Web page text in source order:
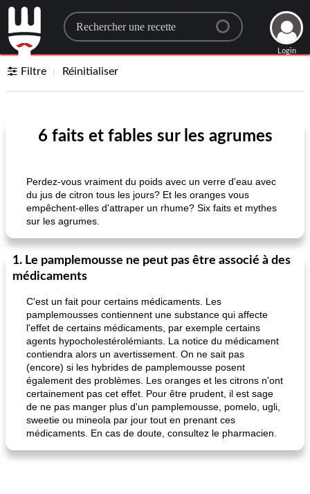
Search for a recipe
Login
Filtre Réinitialiser
6 faits et fables sur les agrumes
Perdez-vous vraiment du poids avec un verre d'eau avec
du jus de citron tous les jours? Et les oranges vous
empêchent-elles d'attraper un rhume? Six faits et mythes
sur les agrumes.
1. Le pamplemousse ne peut pas être associé à des
médicaments
C'est un fait pour certains médicaments. Les
pamplemousses contiennent une substance qui affecte
l'effet de certains médicaments, par exemple certains
agents hypocholestérolémiants. La notice du médicament
contiendra alors un avertissement. On ne sait pas
(encore) si les hybrides de pamplemousse posent
également des problèmes. Les oranges et les citrons n'ont
certainement pas cet effet. Pour être prudent, il est sage
de ne pas manger plus d'un pamplemousse, pomelo, ugli,
sweetie ou mineola par jour tout en prenant ces
médicaments. En cas de doute, consultez le pharmacien.